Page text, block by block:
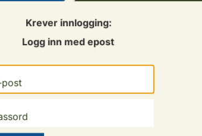
Krever innlogging:
Logg inn med epost
person over 18 år med kompetanse til å